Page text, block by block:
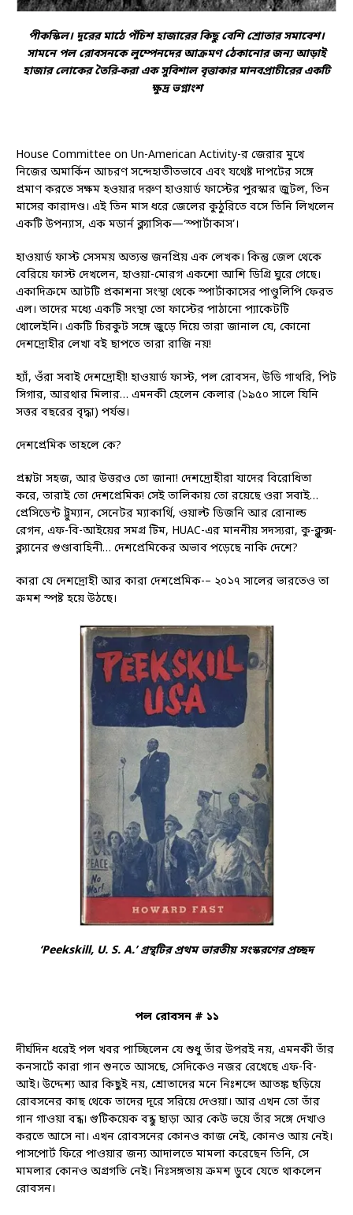
পীকস্কিল। দূরের মাঠে পঁচিশ হাজারের কিছু বেশি শ্রোতার সমাবেশ।
সামনে পল রোবসনকে লুম্পেনদের আক্রমণ ঠেকানোর জন্য আড়াই
হাজার লোকের তৈরি-করা এক সুবিশাল বৃত্তাকার মানবপ্রাচীরের একটি
ক্ষুদ্র ভগ্নাংশ
House Committee on Un-American Activity-র জেরার মুখে
নিজের অমার্কিন আচরণ সন্দেহাতীতভাবে এবং যথেষ্ট দাপটের সঙ্গে
প্রমাণ করতে সক্ষম হওয়ার দরুণ হাওয়ার্ড ফাস্টের পুরস্কার জুটল, তিন
মাসের কারাদণ্ড। এই তিন মাস ধরে জেলের কুঠুরিতে বসে তিনি লিখলেন
একটি উপন্যাস, এক মডার্ন ক্ল্যাসিক—‘স্পার্টাকাস’।
হাওয়ার্ড ফাস্ট সেসময় অত্যন্ত জনপ্রিয় এক লেখক। কিন্তু জেল থেকে
বেরিয়ে ফাস্ট দেখলেন, হাওয়া-মোরগ একশো আশি ডিগ্রি ঘুরে গেছে।
একাদিক্রমে আটটি প্রকাশনা সংস্থা থেকে স্পার্টাকাসের পাণ্ডুলিপি ফেরত
এল। তাদের মধ্যে একটি সংস্থা তো ফাস্টের পাঠানো প্যাকেটটি
খোলেইনি। একটি চিরকুট সঙ্গে জুড়ে দিয়ে তারা জানাল যে, কোনো
দেশদ্রোহীর লেখা বই ছাপতে তারা রাজি নয়!
হ্যাঁ, ওঁরা সবাই দেশদ্রোহী! হাওয়ার্ড ফাস্ট, পল রোবসন, উডি গাথরি, পিট
সিগার, আরথার মিলার… এমনকী হেলেন কেলার (১৯৫০ সালে যিনি
সত্তর বছরের বৃদ্ধা) পর্যন্ত।
দেশপ্রেমিক তাহলে কে?
প্রশ্নটা সহজ, আর উত্তরও তো জানা! দেশদ্রোহীরা যাদের বিরোধিতা
করে, তারাই তো দেশপ্রেমিক! সেই তালিকায় তো রয়েছে ওরা সবাই…
প্রেসিডেন্ট ট্রুম্যান, সেনেটর ম্যাকার্থি, ওয়াল্ট ডিজনি আর রোনাল্ড
রেগন, এফ-বি-আইয়ের সমগ্র টিম, HUAC-এর মাননীয় সদস্যরা, কু-ক্লুক্স-
ক্ল্যানের গুণ্ডাবাহিনী… দেশপ্রেমিকের অভাব পড়েছে নাকি দেশে?
কারা যে দেশদ্রোহী আর কারা দেশপ্রেমিক-– ২০১৭ সালের ভারতেও তা
ক্রমশ স্পষ্ট হয়ে উঠছে।
‘Peekskill, U. S. A.’ গ্রন্থটির প্রথম ভারতীয় সংস্করণের প্রচ্ছদ
পল রোবসন # ১১
দীর্ঘদিন ধরেই পল খবর পাচ্ছিলেন যে শুধু তাঁর উপরই নয়, এমনকী তাঁর
কনসার্টে কারা গান শুনতে আসছে, সেদিকেও নজর রেখেছে এফ-বি-
আই। উদ্দেশ্য আর কিছুই নয়, শ্রোতাদের মনে নিঃশব্দে আতঙ্ক ছড়িয়ে
রোবসনের কাছ থেকে তাদের দূরে সরিয়ে দেওয়া। আর এখন তো তাঁর
গান গাওয়া বন্ধ। গুটিকয়েক বন্ধু ছাড়া আর কেউ ভয়ে তাঁর সঙ্গে দেখাও
করতে আসে না। এখন রোবসনের কোনও কাজ নেই, কোনও আয় নেই।
পাসপোর্ট ফিরে পাওয়ার জন্য আদালতে মামলা করেছেন তিনি, সে
মামলার কোনও অগ্রগতি নেই। নিঃসঙ্গতায় ক্রমশ ডুবে যেতে থাকলেন
রোবসন।